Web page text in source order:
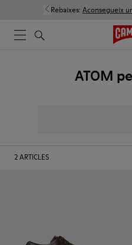
Rebaixes: Aconsegueix
ATOM
2ARTICLES